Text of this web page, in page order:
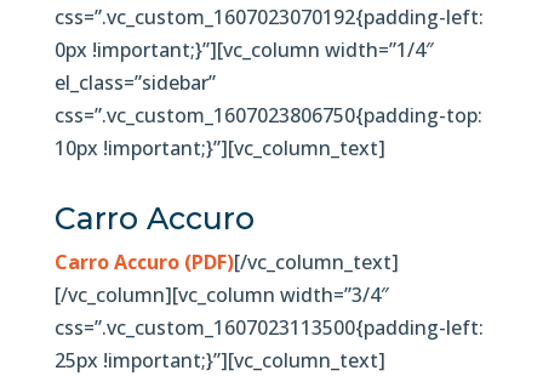
css=”.vc_custom_1607023070192{padding-left:
0px !important;}”][vc_column width=”1/4″
el_class=”sidebar”
css=”.vc_custom_1607023806750{padding-top:
10px !important;}”][vc_column_text]
Carro Accuro
Carro Accuro (PDF)[/vc_column_text]
[/vc_column][vc_column width=”3/4″
css=”.vc_custom_1607023113500{padding-left:
25px !important;}”][vc_column_text]